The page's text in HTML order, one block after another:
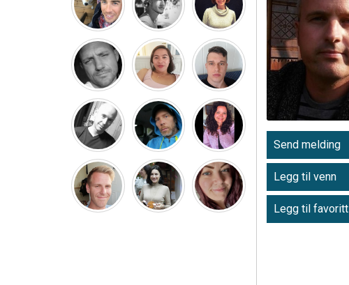
Send melding
Legg til venn
Legg til favoritt